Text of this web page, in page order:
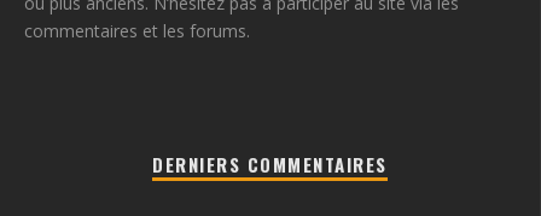
commentaires et les forums.
DERNIERS COMMENTAIRES